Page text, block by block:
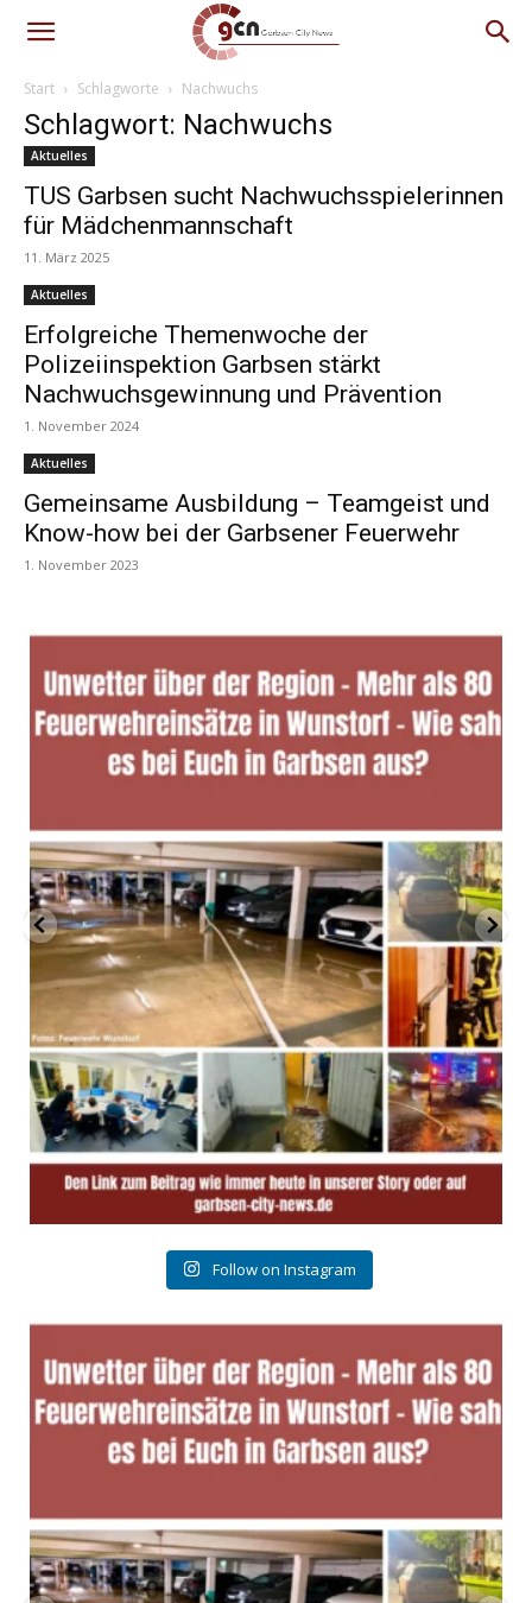
Start Schlagworte Nachwuchs
Schlagwort: Nachwuchs
Aktuelles
TUS Garbsen sucht Nachwuchsspielerinnen
für Mädchenmannschaft
11. März 2025
Aktuelles
Erfolgreiche Themenwoche der
Polizeiinspektion Garbsen stärkt
Nachwuchsgewinnung und Prävention
1. November 2024
Aktuelles
Gemeinsame Ausbildung – Teamgeist und
Know-how bei der Garbsener Feuerwehr
1. November 2023
Follow on Instagram